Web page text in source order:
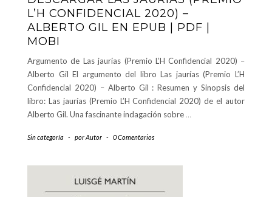
L’H CONFIDENCIAL 2020) –
ALBERTO GIL EN EPUB | PDF |
MOBI
Argumento de Las jaurías (Premio L’H Confidencial 2020) –
Alberto Gil El argumento del libro Las jaurías (Premio L’H
Confidencial 2020) – Alberto Gil : Resumen y Sinopsis del
libro: Las jaurías (Premio L’H Confidencial 2020) de el autor
Alberto Gil. Una fascinante indagación sobre …
Sin categoría - porAutor - 0 Comentarios